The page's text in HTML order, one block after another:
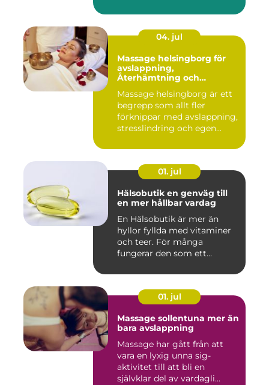
04. jul
Massage helsingborg för
avslappning,
Återhämtning och
Massage helsingborg är ett
begrepp som allt fler
förknippar med avslappning,
stresslindring och egen...
01. jul
Hälsobutik en genväg till
en mer hållbar vardag
En Hälsobutik är mer än
hyllor fyllda med vitaminer
och teer. För många
fungerar den som ett
01. jul
Massage sollentuna mer än
bara avslappning
Massage har gått från att
vara en lyxig unna sig-
aktivitet till att bli en
självklar del av vardagli...